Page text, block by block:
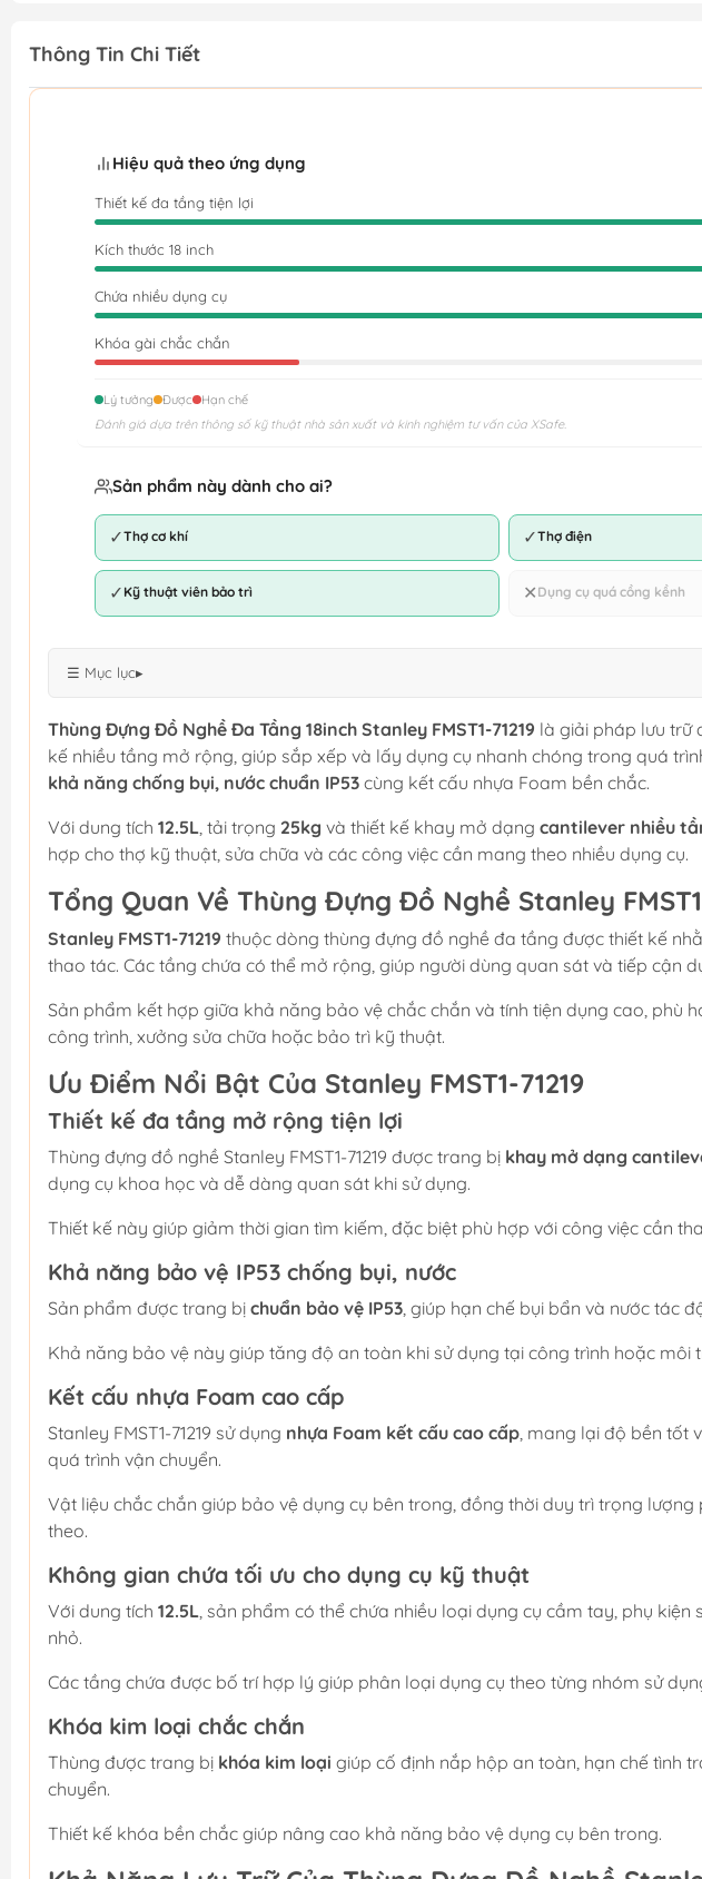
Thông Tin Chi Tiết
Hiệu quả theo ứng dụng
Thiết kế đa tầng tiện lợi
Kích thước 18 inch
Chứa nhiều dụng cụ
Khóa gài chắc chắn
Lý tưởng Được
Hạn chế
Đánh giá dựa trên thông số kỹ thuật nhà sản xuất và kinh nghiệm tư vấn của XSafe.
Sản phẩm này dành cho ai?
✓Thợ cơ khí ✓Thợ điện
✓ Kỹ thuật viên bảo trì ✕ Dụng cụ quá cồng kềnh
☰ Mục lục▸
Thùng Đựng Đồ Nghề Đa Tầng 18inch Stanley FMST1-71219 là giải pháp lưu trữ
kế nhiều tầng mở rộng, giúp sắp xếp và lấy dụng cụ nhanh chóng trong quá
khả năng chống bụi, nước chuẩn IP53 cùng kết cấu nhựa Foam bền chắc.
Với dung tích 12.5L, tải trọng 25kg và thiết kế khay mở dạng cantilever nhiều
hợp cho thợ kỹ thuật, sửa chữa và các công việc cần mang theo nhiều dụng cụ.
Tổng Quan Về Thùng Đựng Đồ Nghề Stanley
Stanley FMST1-71219 thuộc dòng thùng đựng đồ nghề đa tầng được thiết kế
thao tác. Các tầng chứa có thể mở rộng, giúp người dùng quan sát và tiếp cận
Sản phẩm kết hợp giữa khả năng bảo vệ chắc chắn và tính tiện dụng cao, phù
công trình, xưởng sửa chữa hoặc bảo trì kỹ thuật.
Ưu Điểm Nổi Bật Của Stanley FMST1-71219
Thiết kế đa tầng mở rộng tiện lợi
Thùng đựng đồ nghề Stanley FMST1-71219 được trang bị khay mở dạng
dụng cụ khoa học và dễ dàng quan sát khi sử dụng.
Thiết kế này giúp giảm thời gian tìm kiếm, đặc biệt phù hợp với công việc cần
Khả năng bảo vệ IP53 chống bụi, nước
Sản phẩm được trang bị chuẩn bảo vệ IP53, giúp hạn chế bụi bẩn và nước tác
Khả năng bảo vệ này giúp tăng độ an toàn khi sử dụng tại công trình hoặc môi
Kết cấu nhựa Foam cao cấp
Stanley FMST1-71219 sử dụng nhựa Foam kết cấu cao cấp, mang lại độ bền tốt
quá trình vận chuyển.
Vật liệu chắc chắn giúp bảo vệ dụng cụ bên trong, đồng thời duy trì trọng
theo.
Không gian chứa tối ưu cho dụng cụ kỹ thuật
Với dung tích 12.5L, sản phẩm có thể chứa nhiều loại dụng cụ cầm tay, phụ kiện
nhỏ.
Các tầng chứa được bố trí hợp lý giúp phân loại dụng cụ theo từng nhóm sử
Khóa kim loại chắc chắn
Thùng được trang bị khóa kim loại giúp cố định nắp hộp an toàn, hạn chế tình
chuyển.
Thiết kế khóa bền chắc giúp nâng cao khả năng bảo vệ dụng cụ bên trong.